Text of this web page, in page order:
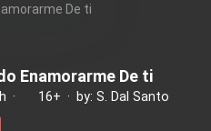
De ti
Enamorarme De ti
· 16+ · by: S. Dal Santo